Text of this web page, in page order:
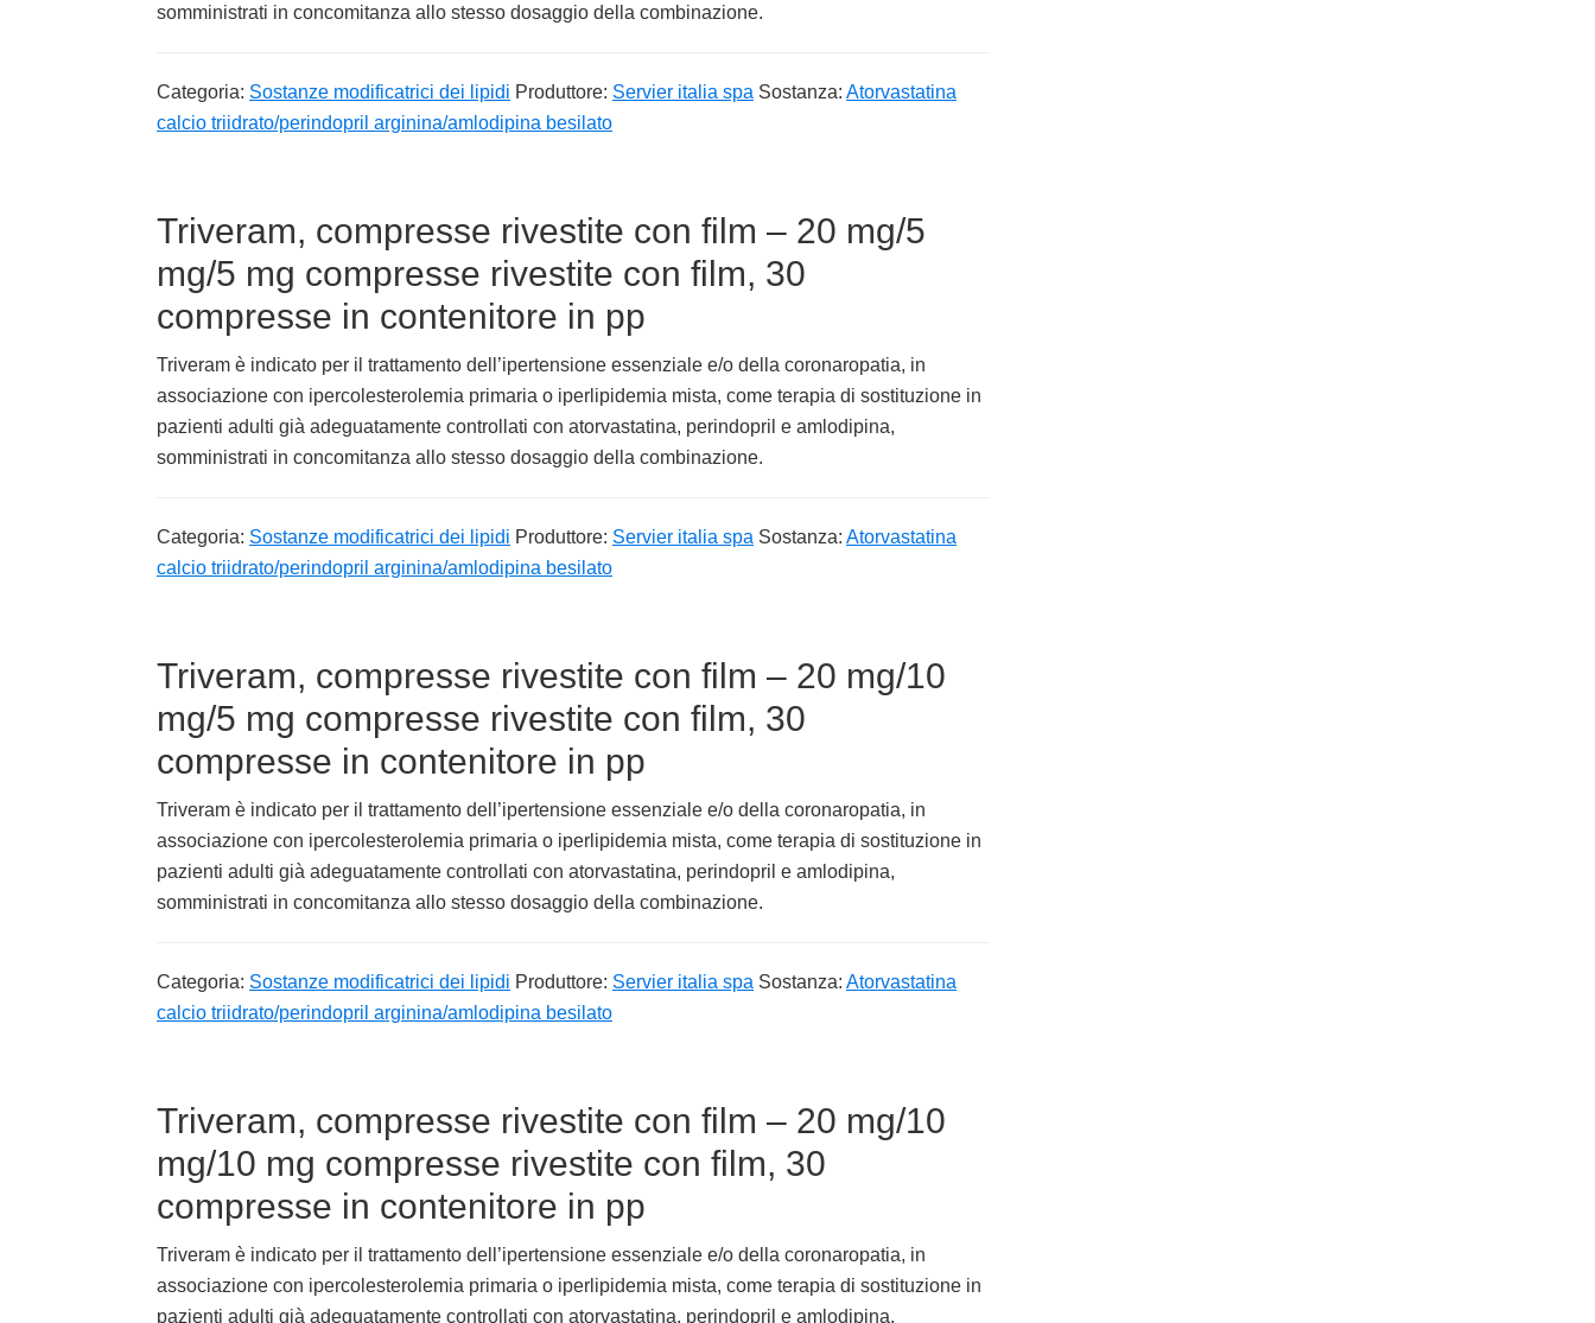
somministrati in concomitanza allo stesso dosaggio della combinazione.
Categoria: Sostanze modificatrici dei lipidi Produttore: Servier italia spa Sostanza: Atorvastatina
calcio triidrato/perindopril arginina/amlodipina besilato
Triveram, compresse rivestite con film – 20 mg/5
mg/5 mg compresse rivestite con film, 30
compresse in contenitore in pp
Triveram è indicato per il trattamento dell’ipertensione essenziale e/o della coronaropatia, in
associazione con ipercolesterolemia primaria o iperlipidemia mista, come terapia di sostituzione in
pazienti adulti già adeguatamente controllati con atorvastatina, perindopril e amlodipina,
somministrati in concomitanza allo stesso dosaggio della combinazione.
Categoria: Sostanze modificatrici dei lipidi Produttore: Servier italia spa Sostanza: Atorvastatina
calcio triidrato/perindopril arginina/amlodipina besilato
Triveram, compresse rivestite con film – 20 mg/10
mg/5 mg compresse rivestite con film, 30
compresse in contenitore in pp
Triveram è indicato per il trattamento dell’ipertensione essenziale e/o della coronaropatia, in
associazione con ipercolesterolemia primaria o iperlipidemia mista, come terapia di sostituzione in
pazienti adulti già adeguatamente controllati con atorvastatina, perindopril e amlodipina,
somministrati in concomitanza allo stesso dosaggio della combinazione.
Categoria: Sostanze modificatrici dei lipidi Produttore: Servier italia spa Sostanza: Atorvastatina
calcio triidrato/perindopril arginina/amlodipina besilato
Triveram, compresse rivestite con film – 20 mg/10
mg/10 mg compresse rivestite con film, 30
compresse in contenitore in pp
Triveram è indicato per il trattamento dell’ipertensione essenziale e/o della coronaropatia, in
associazione con ipercolesterolemia primaria o iperlipidemia mista, come terapia di sostituzione in
pazienti adulti già adeguatamente controllati con atorvastatina, perindopril e amlodipina,